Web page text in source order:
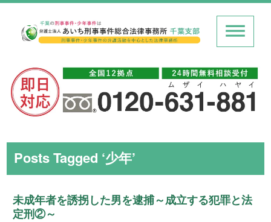
Posts Tagged ‘少年’
未成年者を誘拐した男を逮捕～成立する犯罪と法
定刑②～